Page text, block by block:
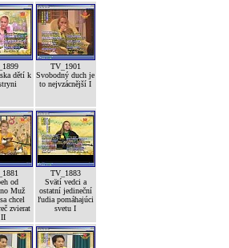
dětí k
TV_1901
Svobodný duch je
to nejvzácnější I
od
Muž
chcel
zvierat
II
TV_1883
Svätí vedci a
ostatní jedineční
ľudia pomáhajúci
svetu I